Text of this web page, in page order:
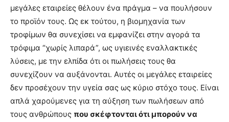
μεγάλες εταιρείες θέλουν ένα πράγμα – να πουλήσουν
το προϊόν τους. Ως εκ τούτου, η βιομηχανία των
τροφίμων θα συνεχίσει να εμφανίζει στην αγορά τα
τρόφιμα “χωρίς λιπαρά”, ως υγιεινές εναλλακτικές
λύσεις, με την ελπίδα ότι οι πωλήσεις τους θα
συνεχίζουν να αυξάνονται. Αυτές οι μεγάλες εταιρείες
δεν προσέχουν την υγεία σας ως κύριο στόχο τους. Είναι
απλά χαρούμενες για τη αύξηση των πωλήσεων από
τους ανθρώπους που σκέφτονται ότι μπορούν να